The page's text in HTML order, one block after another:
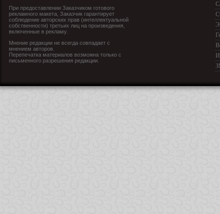
При предоставлении Заказчиком готового
рекламного макета, Заказчик гарантирует
соблюдение авторских прав (интеллектуальной
собственности) третьих лиц на произведения,
включенные в рекламу.
Мнение редакции не всегда совпадает с
мнением авторов.
Перепечатка материалов возможна только с
письменного разрешения редакции.